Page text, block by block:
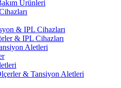
Ürünleri
& IPL Cihazları
& IPL Cihazları
Aletleri
& Tansiyon Aletleri